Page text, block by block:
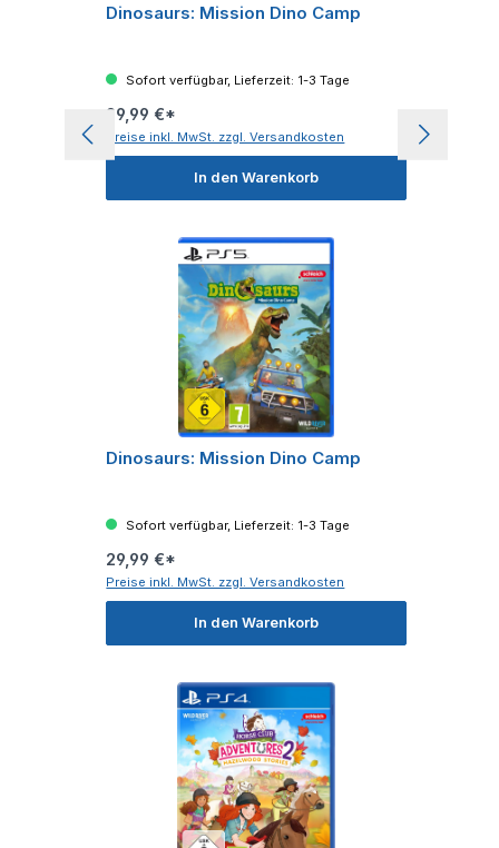
Dinosaurs: Mission Dino Camp
Sofort verfügbar, Lieferzeit: 1-3 Tage
29,99 €*
Preise inkl. MwSt. zzgl. Versandkosten
In den Warenkorb
Dinosaurs: Mission Dino Camp
Sofort verfügbar, Lieferzeit: 1-3 Tage
29,99 €*
Preise inkl. MwSt. zzgl. Versandkosten
In den Warenkorb